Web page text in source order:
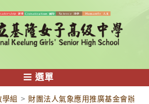
選單
學組 > 財團法人氣象應用推廣基金會辦理